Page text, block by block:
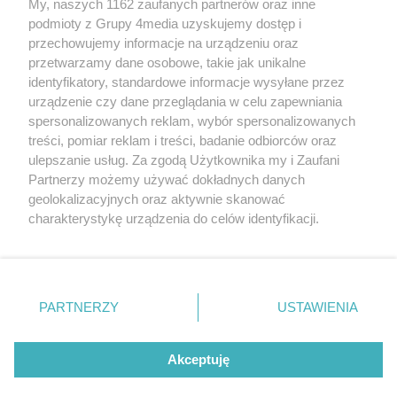
Redakcja Reklama Prywatność
Praca Łódź
the:protocol
Facebook.com
Youtube.com
My, naszych 1162 zaufanych partnerów oraz inne
podmioty z Grupy 4media uzyskujemy dostęp i
przechowujemy informacje na urządzeniu oraz
przetwarzamy dane osobowe, takie jak unikalne
identyfikatory, standardowe informacje wysyłane przez
urządzenie czy dane przeglądania w celu zapewniania
spersonalizowanych reklam, wybór spersonalizowanych
treści, pomiar reklam i treści, badanie odbiorców oraz
ulepszanie usług. Za zgodą Użytkownika my i Zaufani
Partnerzy możemy używać dokładnych danych
geolokalizacyjnych oraz aktywnie skanować
charakterystykę urządzenia do celów identyfikacji.
zmienić/wycofać klikając przycisk ustawień prywatności
znajdujący się w lewym dolnym rogu strony
. Niektóre
użytkownika, ale masz prawo sprzeciwić się takiemu
przetwarzaniu. Preferencje będą miały zastosowania tylko
PARTNERZY USTAWIENIA
Akceptuję